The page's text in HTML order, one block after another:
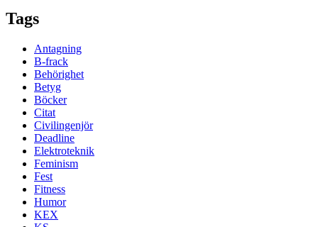
Tags
Antagning
B-frack
Behörighet
Betyg
Böcker
Citat
Civilingenjör
Deadline
Elektroteknik
Feminism
Fest
Fitness
Humor
KEX